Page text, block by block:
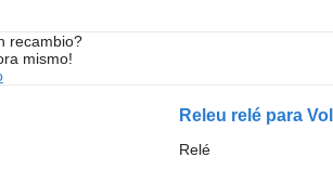
recambio?
mismo!
Releu relé para
Relé